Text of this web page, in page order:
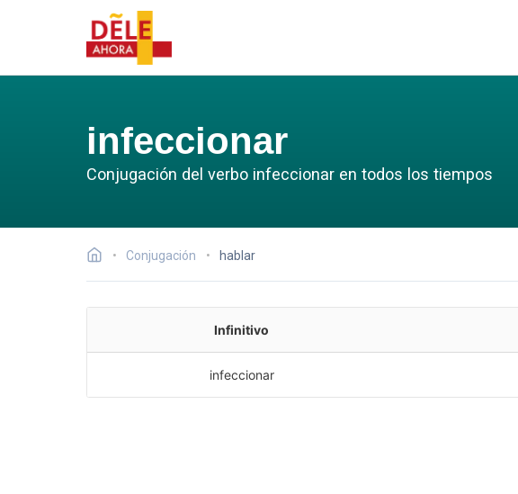
infeccionar
Conjugación del verbo infeccionar en todos los tiempos
Conjugación hablar
Infinitivo
infeccionar